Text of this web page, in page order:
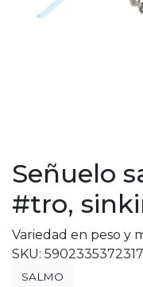
Señuelo
#tro,
Variedad en peso y
SKU: 5902335372317
SALMO